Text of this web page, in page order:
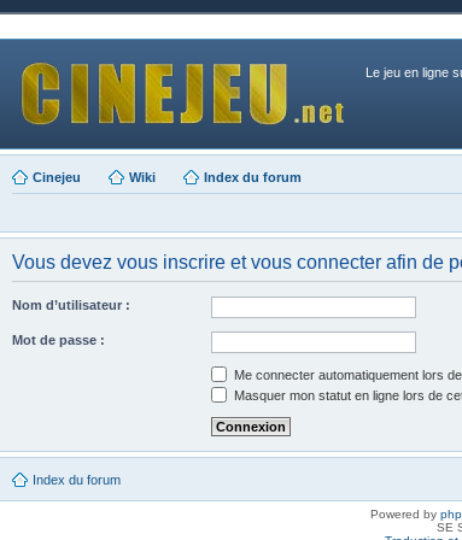
Le jeu en ligne
Cinejeu Wiki Index du forum
Vous devez vous inscrire et vous connecter afin de
Nom d’utilisateur :
Mot de passe :
Me connecter automatiquement lors
Masquer mon statut en ligne lors de
Index du forum
Powered by
SE